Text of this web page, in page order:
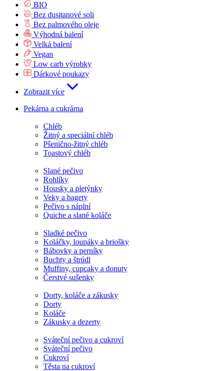
BIO
Bez dusitanové soli
Bez palmového oleje
Výhodná balení
Velká balení
Vegan
Low carb výrobky
Dárkové poukazy
Zobrazit více
Pekárna a cukrárna
Chléb
Žitný a speciální chléb
Pšenično-žitný chléb
Toastový chléb
Slané pečivo
Rohlíky
Housky a pletýnky
Veky a bagety
Pečivo s náplní
Quiche a slané koláče
Sladké pečivo
Koláčky, loupáky a briošky
Bábovky a perníky
Buchty a štrúdl
Muffiny, cupcaky a donuty
Čerstvé sušenky
Dorty, koláče a zákusky
Dorty
Koláče
Zákusky a dezerty
Sváteční pečivo a cukroví
Sváteční pečivo
Cukroví
Těsta na cukroví